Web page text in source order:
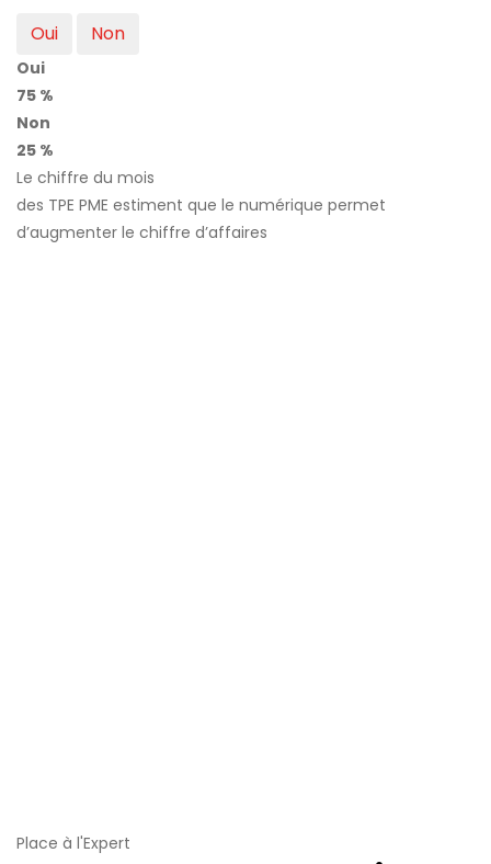
Oui Non
Oui
75 %
Non
25 %
Le chiffre du mois
des TPE PME estiment que le numérique permet
d’augmenter le chiffre d’affaires
Place à l'Expert